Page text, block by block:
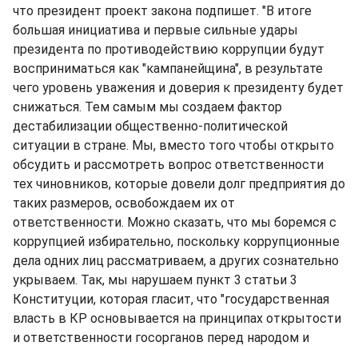
что президент проект закона подпишет. "В итоге
большая инициатива и первые сильные удары
президента по противодействию коррупции будут
восприниматься как "кампанейщина", в результате
чего уровень уважения и доверия к президенту будет
снижаться. Тем самым мы создаем фактор
дестабилизации общественно-политической
ситуации в стране. Мы, вместо того чтобы открыто
обсудить и рассмотреть вопрос ответственности
тех чиновников, которые довели долг предприятия до
таких размеров, освобождаем их от
ответственности. Можно сказать, что мы боремся с
коррупцией избирательно, поскольку коррупционные
дела одних лиц рассматриваем, а других сознательно
укрываем. Так, мы нарушаем пункт 3 статьи 3
Конституции, которая гласит, что "государственная
власть в КР основывается на принципах открытости
и ответственности госорганов перед народом и